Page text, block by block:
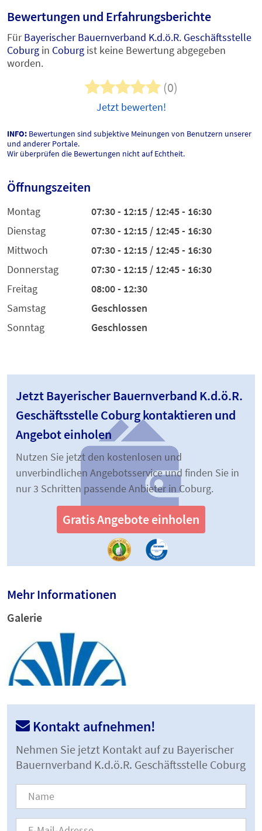
Bewertungen und Erfahrungsberichte
FürBayerischer Bauernverband K.d.ö.R. Geschäftsstelle
Coburg in Coburg ist keine Bewertung abgegeben
worden.
(0)
Jetzt bewerten!
INFO: Bewertungen sind subjektive Meinungen von Benutzern unserer
und anderer Portale.
Wir überprüfen die Bewertungen nicht auf Echtheit.
Öffnungszeiten
Montag
07:30 - 12:15 / 12:45 - 16:30
Dienstag
07:30 - 12:15 / 12:45 - 16:30
Mittwoch
07:30 - 12:15 / 12:45 - 16:30
Donnerstag
07:30 - 12:15 / 12:45 - 16:30
Freitag
08:00 - 12:30
Samstag
Geschlossen
Sonntag
Geschlossen
Jetzt Bayerischer Bauernverband K.d.ö.R.
Geschäftsstelle Coburg kontaktieren und
Angebot einholen
Nutzen Sie jetzt den kostenlosen und
unverbindlichen Angebotsservice und finden Sie in
nur 3 Schritten passende Anbieter in Coburg.
Gratis Angebote einholen
Mehr Informationen
Galerie
Kontakt aufnehmen!
Nehmen Sie jetzt Kontakt auf zu Bayerischer
Bauernverband K.d.ö.R. Geschäftsstelle Coburg